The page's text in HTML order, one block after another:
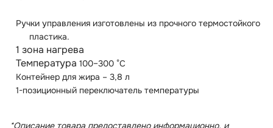
Ручки управления изготовлены из прочного термостойкого
пластика.
1 зона нагрева
Температура100–300 °C
Контейнер для жира – 3,8 л
1-позиционный переключатель температуры
*Описание товара предоставлено информационно, и